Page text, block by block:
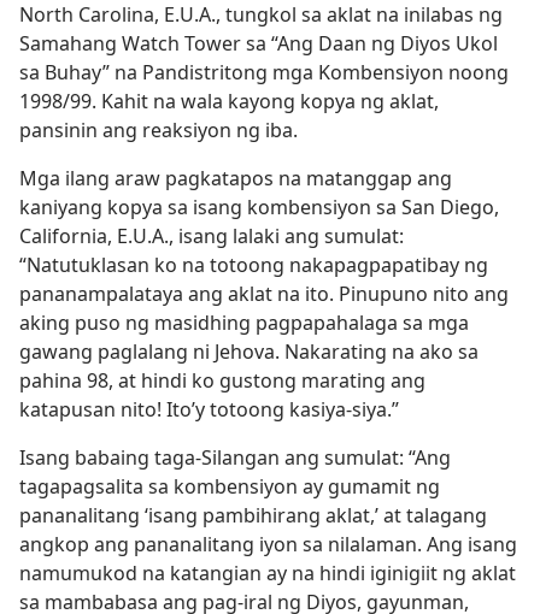
North Carolina, E.U.A., tungkol sa aklat na inilabas ng
Samahang Watch Tower sa “Ang Daan ng Diyos Ukol
sa Buhay” na Pandistritong mga Kombensiyon noong
1998/99. Kahit na wala kayong kopya ng aklat,
pansinin ang reaksiyon ng iba.
Mga ilang araw pagkatapos na matanggap ang
kaniyang kopya sa isang kombensiyon sa San Diego,
California, E.U.A., isang lalaki ang sumulat:
“Natutuklasan ko na totoong nakapagpapatibay ng
pananampalataya ang aklat na ito. Pinupuno nito ang
aking puso ng masidhing pagpapahalaga sa mga
gawang paglalang ni Jehova. Nakarating na ako sa
pahina 98, at hindi ko gustong marating ang
katapusan nito! Ito’y totoong kasiya-siya.”
Isang babaing taga-Silangan ang sumulat: “Ang
tagapagsalita sa kombensiyon ay gumamit ng
pananalitang ‘isang pambihirang aklat,’ at talagang
angkop ang pananalitang iyon sa nilalaman. Ang isang
namumukod na katangian ay na hindi iginigiit ng aklat
sa mambabasa ang pag-iral ng Diyos, gayunman,